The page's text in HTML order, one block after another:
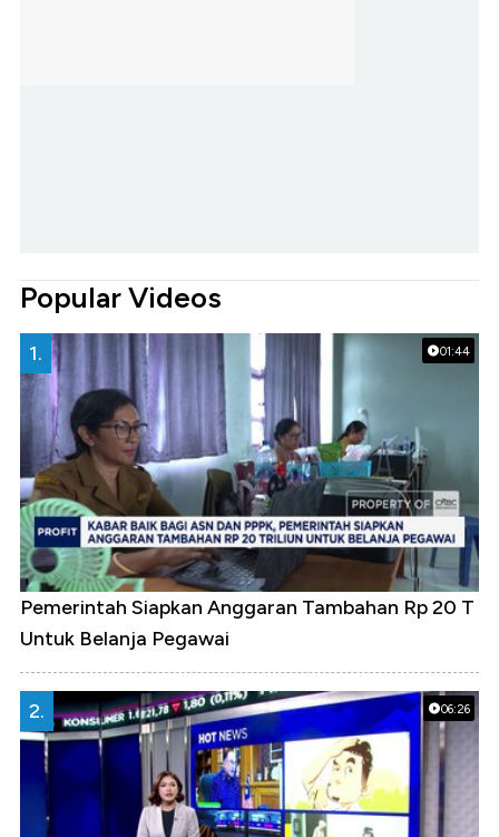
Popular Videos
01:44
1.
Pemerintah Siapkan Anggaran Tambahan Rp 20 T
Untuk Belanja Pegawai
06:26
2.